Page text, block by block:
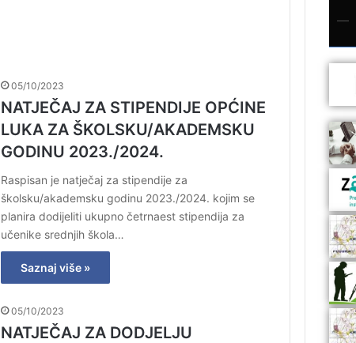
05/10/2023
NATJEČAJ ZA STIPENDIJE OPĆINE
LUKA ZA ŠKOLSKU/AKADEMSKU
GODINU 2023./2024.
Raspisan je natječaj za stipendije za
školsku/akademsku godinu 2023./2024. kojim se
planira dodijeliti ukupno četrnaest stipendija za
učenike srednjih škola…
Saznaj više »
05/10/2023
NATJEČAJ ZA DODJELJU